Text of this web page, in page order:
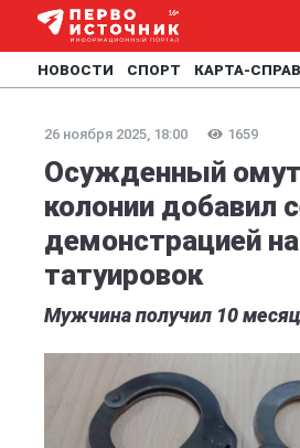
НОВОСТИ СПОРТ КАРТА-
26 ноября 2025, 18:00 1659
Осужденный
колонии добавил
демонстрацией
татуировок
Мужчина получил 10